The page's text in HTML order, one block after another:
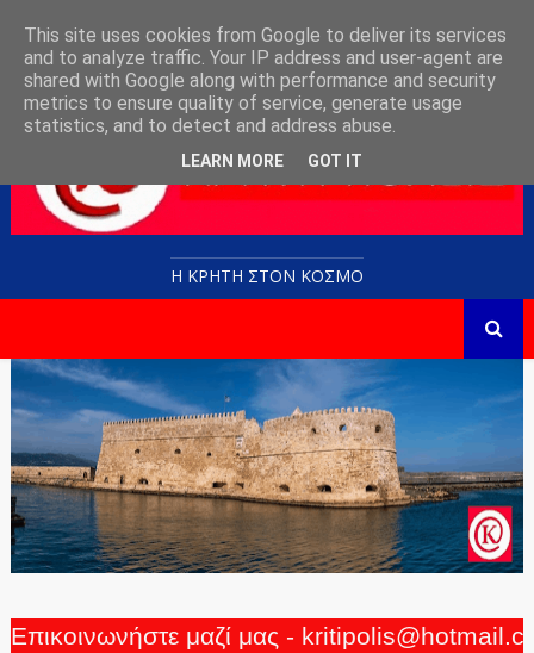
Η ΚΡΗΤΗ ΣΤΟN KOΣΜΟ
Επικοινωνήστε μαζί μας -
This site uses cookies from Google to deliver its services
and to analyze traffic. Your IP address and user-agent are
shared with Google along with performance and security
metrics to ensure quality of service, generate usage
statistics, and to detect and address abuse.
LEARN MORE GOT IT